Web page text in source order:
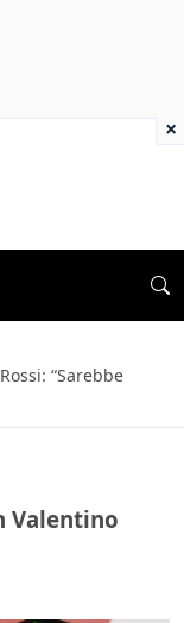
“Sarebbe
Valentino
×